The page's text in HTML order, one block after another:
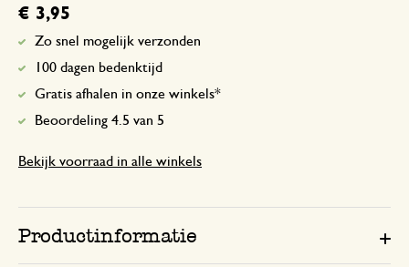
€ 3,95
Zo snel mogelijk verzonden
100 dagen bedenktijd
Gratis afhalen in onze winkels*
Beoordeling 4.5 van 5
Bekijk voorraad in alle winkels
Productinformatie